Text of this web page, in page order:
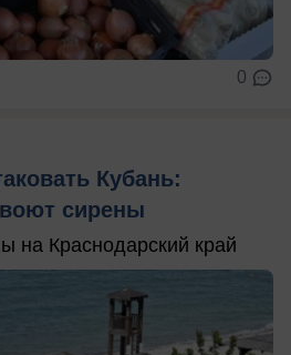
0
Кубань:
сирены
на Краснодарский край